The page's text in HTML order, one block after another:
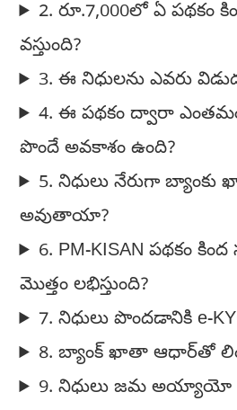
2. రూ.7,000లో ఏ పథకం
వస్తుంది?
3. ఈ నిధులను ఎవరు
4. ఈ పథకం ద్వారా
పొందే అవకాశం ఉంది?
5. నిధులు నేరుగా
అవుతాయా?
6. PM-KISAN పథకం
మొత్తం లభిస్తుంది?
7. నిధులు పొందడానికి e-
8. బ్యాంక్ ఖాతా ఆధార్‌తో
9. నిధులు జమ